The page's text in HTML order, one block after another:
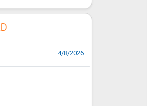
4/8/2026